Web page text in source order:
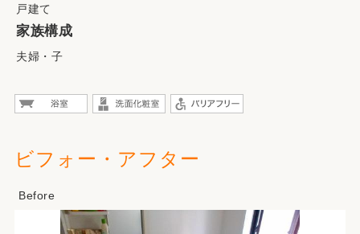
戸建て
家族構成
夫婦・子
ビフォー・アフター